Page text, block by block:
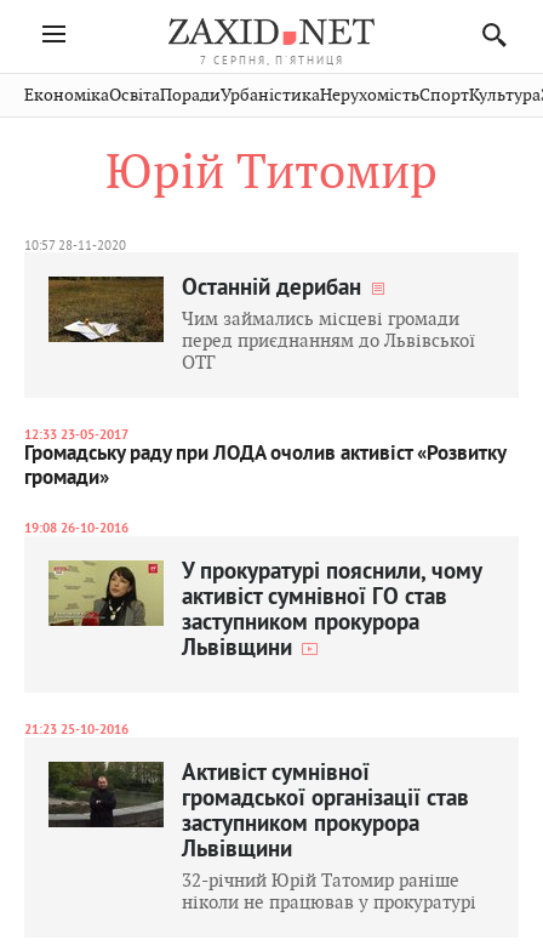
7 СЕРПНЯ, П'ЯТНИЦЯ
Івано-
Франківськ
Волинь
Рівне
Чернівці
Стрий
Хмельницький
Публікації
Авто СловкоКультура
Кіно Дім СпортКраєзнавство
ЕкономікаОсвітаПорадиУрбаністикаНерухомістьСпортКультура
Юрій Титомир
10:57 28-11-2020
Останній дерибан
Чим займались місцеві громади
перед приєднанням до Львівської
ОТГ
12:33 23-05-2017
Громадську раду при ЛОДА очолив активіст «Розвитку
громади»
19:08 26-10-2016
У прокуратурі пояснили, чому
активіст сумнівної ГО став
заступником прокурора
Львівщини
21:23 25-10-2016
Активіст сумнівної
громадської організації став
заступником прокурора
Львівщини
32-річний Юрій Татомир раніше
ніколи не працював у прокуратурі